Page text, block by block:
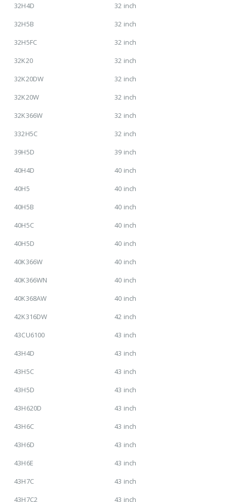
32H4D
32 inch
32H5B
32 inch
32H5FC
32 inch
32K20
32 inch
32K20DW
32 inch
32K20W
32 inch
32K366W
32 inch
332H5C
32 inch
39H5D
39 inch
40H4D
40 inch
40H5
40 inch
40H5B
40 inch
40H5C
40 inch
40H5D
40 inch
40K366W
40 inch
40K366WN
40 inch
40K368AW
40 inch
42K316DW
42 inch
43CU6100
43 inch
43H4D
43 inch
43H5C
43 inch
43H5D
43 inch
43H620D
43 inch
43H6C
43 inch
43H6D
43 inch
43H6E
43 inch
43H7C
43 inch
43H7C2
43 inch